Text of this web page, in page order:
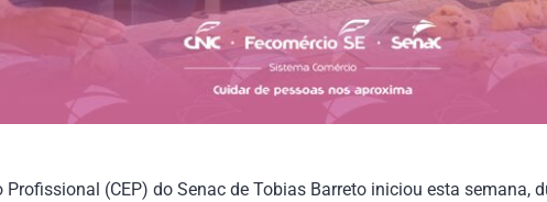
Profissional (CEP) do Senac de Tobias Barreto iniciou esta semana,